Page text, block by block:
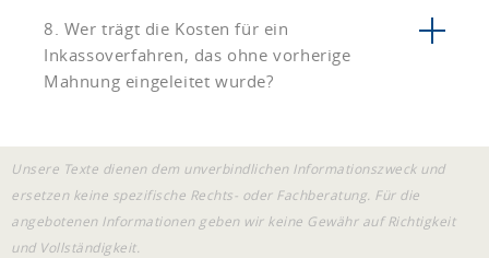
8. Wer trägt die Kosten für ein
Inkassoverfahren, das ohne vorherige
Mahnung eingeleitet wurde?
Unsere Texte dienen dem unverbindlichen Informationszweck und
ersetzen keine spezifische Rechts- oder Fachberatung. Für die
angebotenen Informationen geben wir keine Gewähr auf Richtigkeit
und Vollständigkeit.